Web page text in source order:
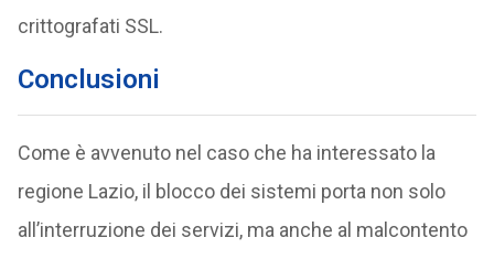
crittografati SSL.
Conclusioni
Come è avvenuto nel caso che ha interessato la
regione Lazio, il blocco dei sistemi porta non solo
all’interruzione dei servizi, ma anche al malcontento